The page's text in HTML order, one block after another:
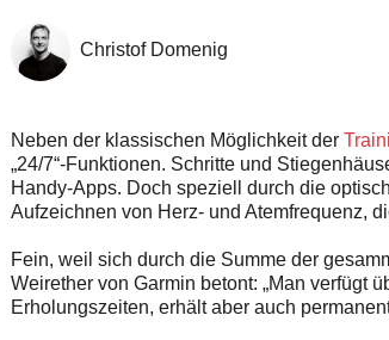
Christof Domenig
Neben der klassischen Möglichkeit der
„24/7“-Funktionen. Schritte und
Handy-Apps. Doch speziell durch die
Aufzeichnen von Herz- und Atemfrequenz,
Fein, weil sich durch die Summe der
Weirether von Garmin betont: „Man verfügt
Erholungszeiten, erhält aber auch